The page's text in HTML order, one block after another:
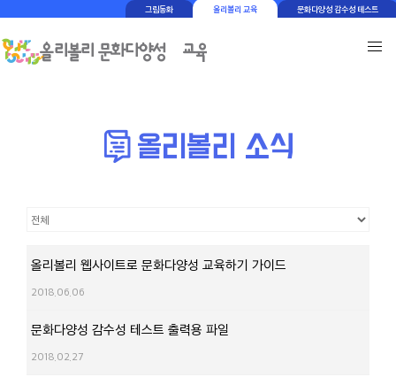
그림동화 올리볼리 교육 문화다양성 감수성 테스트
올리볼리 웹사이트로 문화다양성 교육하기 가이드
2018.06.06
문화다양성 감수성 테스트 출력용 파일
2018.02.27